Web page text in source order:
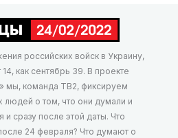
российских войск в Украину,
как сентябрь 39. В проекте
мы, команда ТВ2, фиксируем
людей о том, что они думали и
и сразу после этой даты. Что
24 февраля? Что думают о